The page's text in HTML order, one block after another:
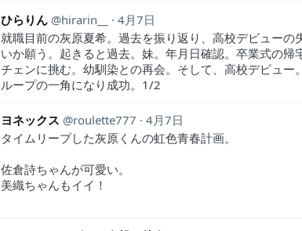
ひらりん hirarin__
4月7日
就職目前の灰原夏希。過去を振り返り、高校デビューの
いか願う。起きると過去。妹。年月日確認。卒業式の帰
チェンに挑む。幼馴染との再会。そして、高校デビュー
ループの一角になり成功。1/2
ヨネックス roulette777
4月7日
タイムリープした灰原くんの虹色青春計画。
佐倉詩ちゃんが可愛い。
美織ちゃんもイイ！